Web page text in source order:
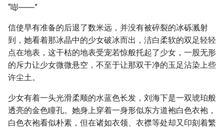
“嘭――”
信使早有准备的后退了数米远，并没有被碎裂的冰砾溅射
到，她看着那冰晶中的少女破冰而出，洁白柔软的双足轻轻
点在地表，这干枯的地表受宠若惊般托起了少女，一股无形
的斥力让少女微微悬空，不至于让那双干净的玉足沾染上些
许尘土。
少女有着一头光滑柔顺的水蓝色长发，刘海下是一双琥珀般
透亮的金色瞳孔。她身上穿着一身形似东方道袍白色衣袍，
白色衣袍看似朴素，但在诸如衣领、衣襟等处却又印刻着繁